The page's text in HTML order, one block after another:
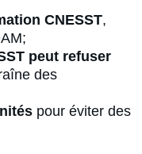
CNESST,
peut refuser
des
pour éviter des